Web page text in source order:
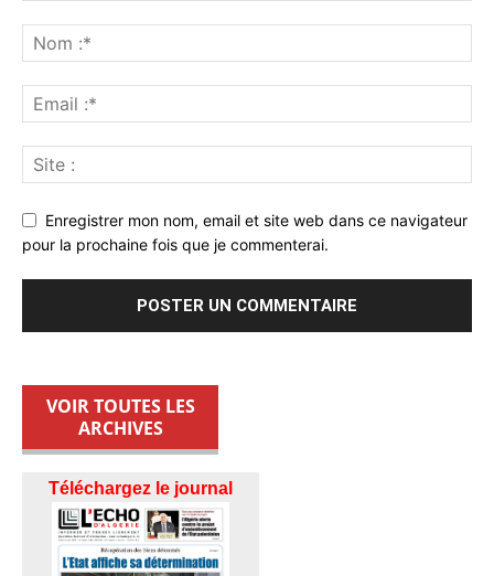
Enregistrer mon nom, email et site web dans ce navigateur
pour la prochaine fois que je commenterai.
VOIR TOUTES LES
ARCHIVES